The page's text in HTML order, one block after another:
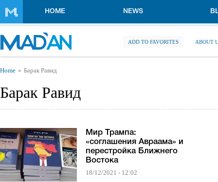
HOME NEWS
ADD TO FAVORITES ABOUT
You are here
Home Барак Равид
Барак Равид
Мир Трампа:
«соглашения Авраама» и
перестройка Ближнего
Востока
18/12/2021 - 12:02